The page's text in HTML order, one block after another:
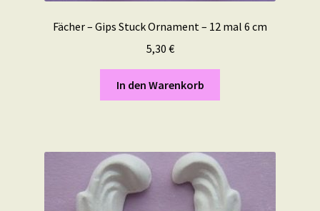
Fächer – Gips Stuck Ornament – 12 mal 6 cm
5,30 €
In den Warenkorb